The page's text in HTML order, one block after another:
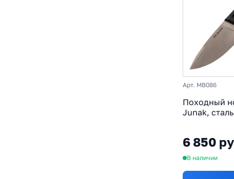
Арт. MB086
Походный
Junak,
6 850
В наличии